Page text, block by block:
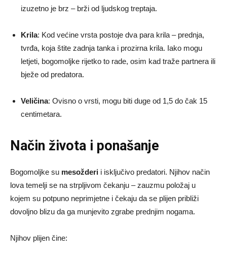
izuzetno je brz – brži od ljudskog treptaja.
Krila: Kod većine vrsta postoje dva para krila – prednja,
tvrđa, koja štite zadnja tanka i prozirna krila. Iako mogu
letjeti, bogomoljke rijetko to rade, osim kad traže partnera ili
bježe od predatora.
Veličina: Ovisno o vrsti, mogu biti duge od 1,5 do čak 15
centimetara.
Način života i ponašanje
Bogomoljke su mesožderi i isključivo predatori. Njihov način
lova temelji se na strpljivom čekanju – zauzmu položaj u
kojem su potpuno neprimjetne i čekaju da se plijen približi
dovoljno blizu da ga munjevito zgrabe prednjim nogama.
Njihov plijen čine: